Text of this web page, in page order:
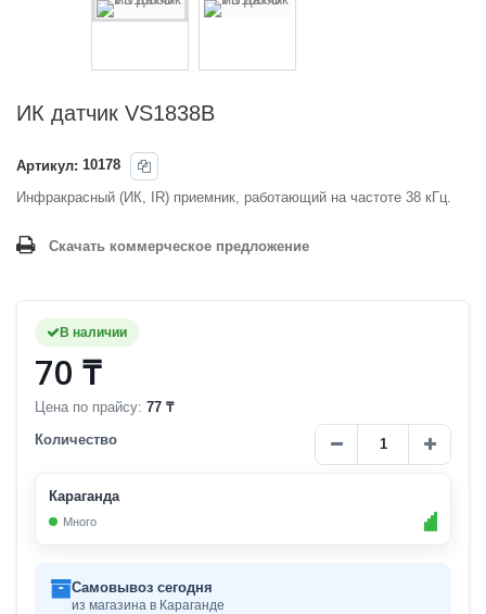
ИК датчик VS1838B
Артикул: 10178
Инфракрасный (ИК, IR) приемник, работающий на частоте 38 кГц.
Скачать коммерческое предложение
В наличии
70 ₸
Цена по прайсу: 77 ₸
Количество
Караганда
Много
Самовывоз сегодня
из магазина в Караганде